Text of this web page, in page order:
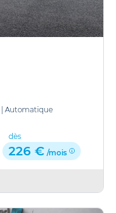
Automatique
dès
226 € /mois